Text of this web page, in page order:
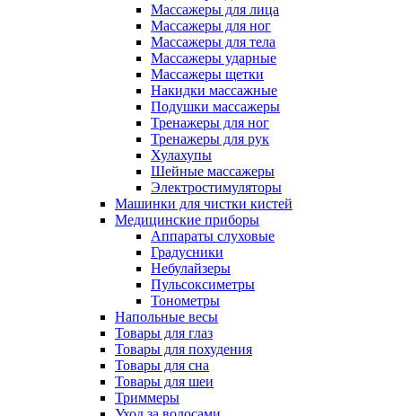
Массажеры для лица
Массажеры для ног
Массажеры для тела
Массажеры ударные
Массажеры щетки
Накидки массажные
Подушки массажеры
Тренажеры для ног
Тренажеры для рук
Хулахупы
Шейные массажеры
Электростимуляторы
Машинки для чистки кистей
Медицинские приборы
Аппараты слуховые
Градусники
Небулайзеры
Пульсоксиметры
Тонометры
Напольные весы
Товары для глаз
Товары для похудения
Товары для сна
Товары для шеи
Триммеры